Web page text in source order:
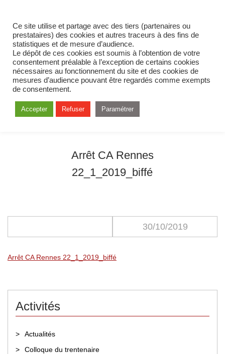
Arrêt CA Rennes
22_1_2019_biffé
30/10/2019
Arrêt CA Rennes 22_1_2019_biffé
Activités
Actualités
Colloque du trentenaire
Ce site utilise et partage avec des tiers (partenaires ou
prestataires) des cookies et autres traceurs à des fins de
statistiques et de mesure d’audience.
Le dépôt de ces cookies est soumis à l’obtention de votre
consentement préalable à l’exception de certains cookies
nécessaires au fonctionnement du site et des cookies de
mesures d’audience pouvant être regardés comme exempts
de consentement.
Accepter Refuser Paramétrer